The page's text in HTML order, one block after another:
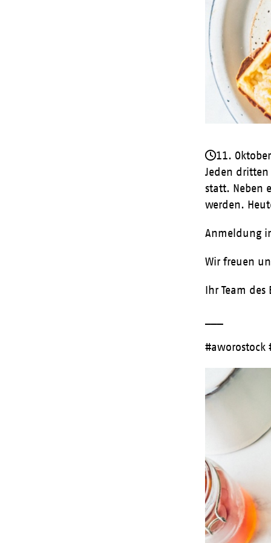
11.
Jeden
statt. Neben
werden.
Anmeldung
Wir freuen
Ihr Team des
#aworostock